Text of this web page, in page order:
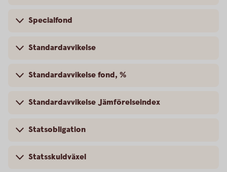
Specialfond
Standardavvikelse
Standardavvikelse fond, %
Standardavvikelse Jämförelseindex
Statsobligation
Statsskuldväxel